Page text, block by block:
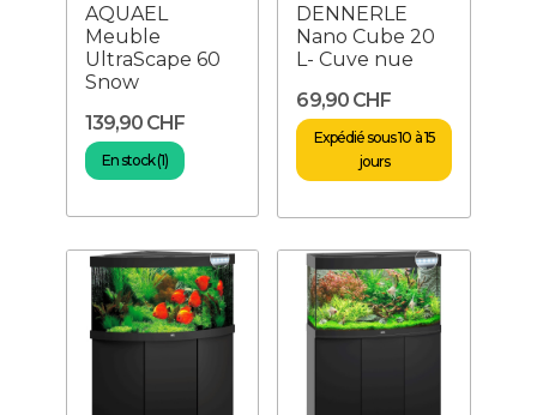
AQUAEL
Meuble
UltraScape 60
Snow
139,90 CHF
En stock (1)
DENNERLE
Nano Cube 20
L- Cuve nue
69,90 CHF
Expédié sous 10 à 15
jours